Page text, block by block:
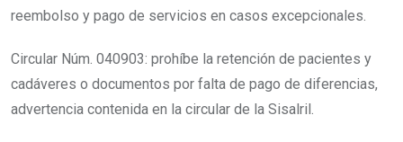
reembolso y pago de servicios en casos excepcionales.
Circular Núm. 040903: prohíbe la retención de pacientes y
cadáveres o documentos por falta de pago de diferencias,
advertencia contenida en la circular de la Sisalril.